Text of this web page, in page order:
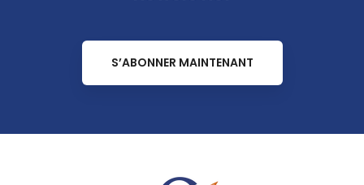
S’ABONNER MAINTENANT